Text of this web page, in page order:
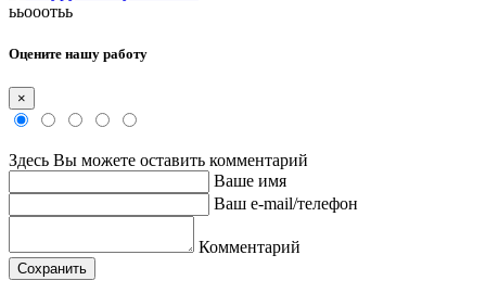
ььооотьь
Оцените нашу работу
×
Здесь Вы можете оставить комментарий
Ваше имя
Ваш e-mail/телефон
Комментарий
Сохранить